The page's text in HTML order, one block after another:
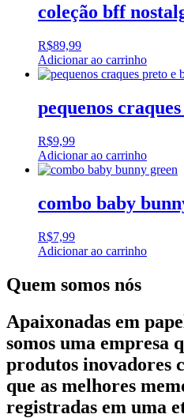
coleção bff
R$89,99
Adicionar ao carrinho
pequenos
R$9,99
Adicionar ao carrinho
combo baby
R$7,99
Adicionar ao carrinho
Quem somos nós
Apaixonadas em
somos uma empresa
produtos inovadores
que as melhores
registradas em uma